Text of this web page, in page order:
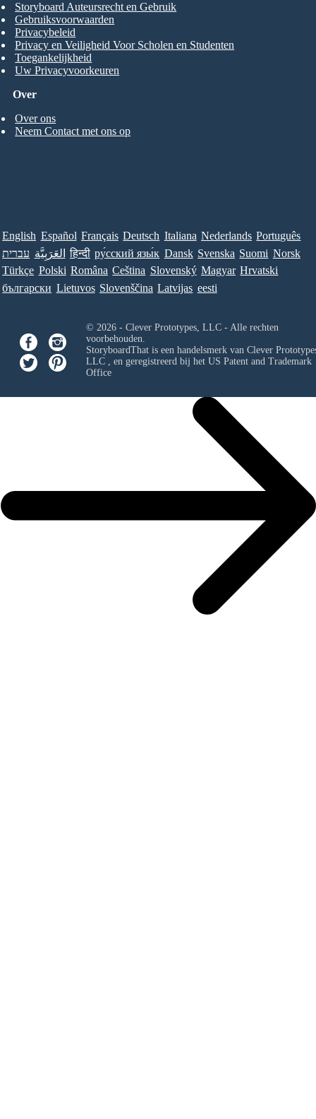
Over
Over ons
Neem Contact met ons op
Storyboard Auteursrecht en Gebruik
Gebruiksvoorwaarden
Privacybeleid
Privacy en Veiligheid Voor Scholen en Studenten
Toegankelijkheid
Uw Privacyvoorkeuren
English Español Français Deutsch Italiana Nederlands Português
עברית العَرَبِيَّة हिन्दी ру́сский язы́к Dansk Svenska Suomi Norsk
Türkçe Polski Româna Ceština Slovenský Magyar Hrvatski
български Lietuvos Slovenščina Latvijas eesti
© 2026 - Clever Prototypes, LLC - Alle rechten
voorbehouden.
StoryboardThat is een handelsmerk van Clever
LLC, en geregistreerd bij het US Patent and Trademark
Office